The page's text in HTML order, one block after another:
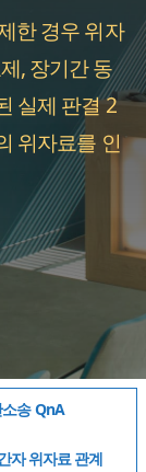
한 경우 위자
, 장기간 동
실제 판결 2
위자료를 인
송 QnA
자 위자료 관계